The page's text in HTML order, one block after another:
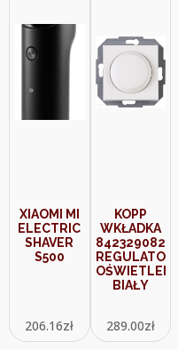
XIAOMI MI
ELECTRIC
SHAVER
S500
206.16zł
KOPP
WKŁADKA
842329082
REGULATOR
OŚWIETLENIA
BIAŁY
289.00zł